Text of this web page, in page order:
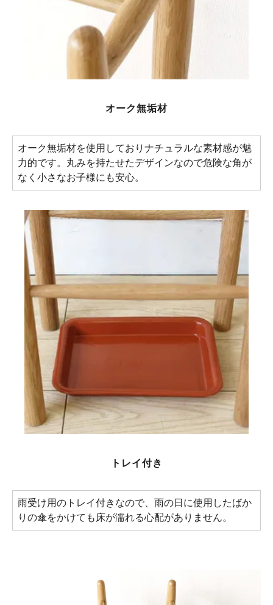
オーク無垢材
オーク無垢材を使用しておりナチュラルな素材感が魅
力的です。丸みを持たせたデザインなので危険な角が
なく小さなお子様にも安心。
トレイ付き
雨受け用のトレイ付きなので、雨の日に使用したばか
りの傘をかけても床が濡れる心配がありません。